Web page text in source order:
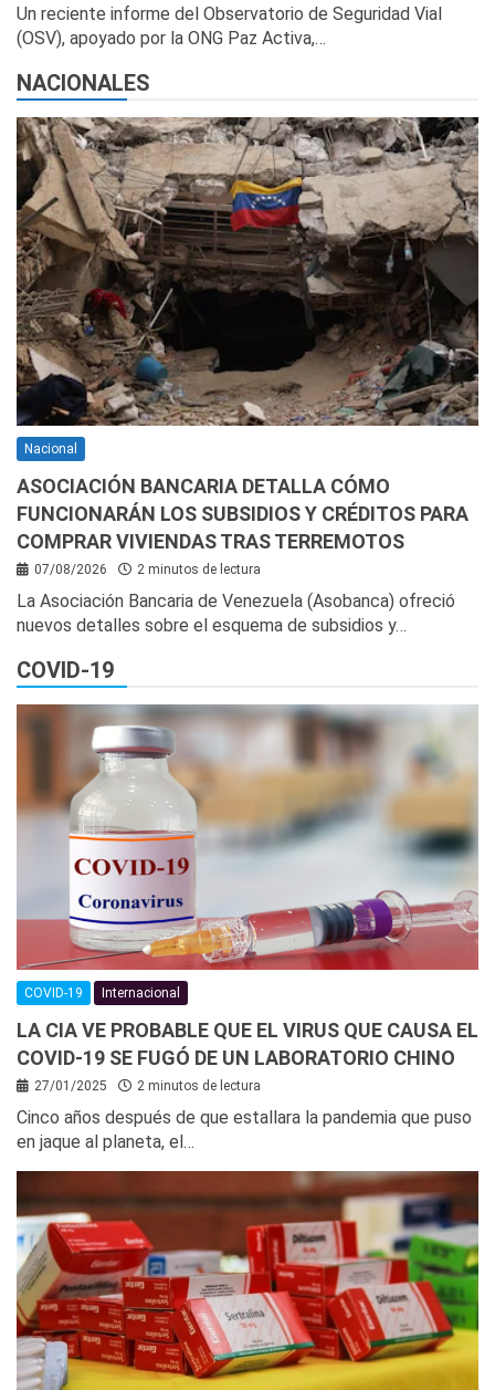
Un reciente informe del Observatorio de Seguridad Vial
(OSV), apoyado por la ONG Paz Activa,…
NACIONALES
Nacional
ASOCIACIÓN BANCARIA DETALLA CÓMO
FUNCIONARÁN LOS SUBSIDIOS Y CRÉDITOS PARA
COMPRAR VIVIENDAS TRAS TERREMOTOS
07/08/2026 2 minutos de lectura
La Asociación Bancaria de Venezuela (Asobanca) ofreció
nuevos detalles sobre el esquema de subsidios y…
COVID-19
COVID-19 Internacional
LA CIA VE PROBABLE QUE EL VIRUS QUE CAUSA EL
COVID-19 SE FUGÓ DE UN LABORATORIO CHINO
27/01/2025 2 minutos de lectura
Cinco años después de que estallara la pandemia que puso
en jaque al planeta, el…